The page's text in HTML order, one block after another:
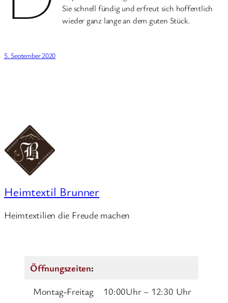
Sie schnell fündig und erfreut sich hoffentlich
wieder ganz lange an dem guten Stück.
5. September 2020
Heimtextil Brunner
Heimtextilien die Freude machen
Öffnungszeiten:
Montag-Freitag
10:00Uhr – 12:30 Uhr